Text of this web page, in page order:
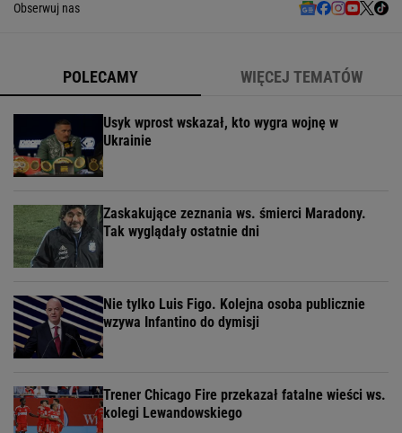
Obserwuj nas
POLECAMY WIĘCEJ TEMATÓW
Usyk wprost wskazał, kto wygra wojnę w
Ukrainie
Zaskakujące zeznania ws. śmierci Maradony.
Tak wyglądały ostatnie dni
Nie tylko Luis Figo. Kolejna osoba publicznie
wzywa Infantino do dymisji
Trener Chicago Fire przekazał fatalne wieści ws.
kolegi Lewandowskiego